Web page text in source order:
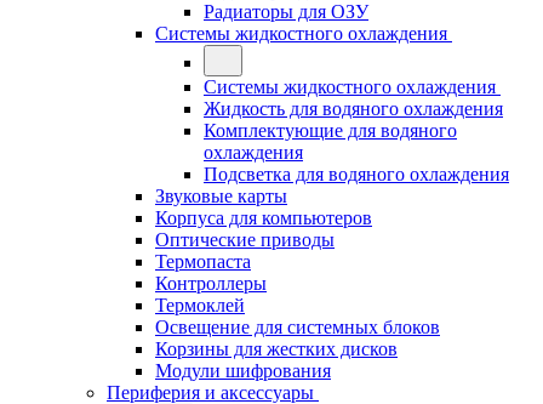
Радиаторы для ОЗУ
Системы жидкостного охлаждения
Системы жидкостного охлаждения
Жидкость для водяного охлаждения
Комплектующие для водяного
охлаждения
Подсветка для водяного охлаждения
Звуковые карты
Корпуса для компьютеров
Оптические приводы
Термопаста
Контроллеры
Термоклей
Освещение для системных блоков
Корзины для жестких дисков
Модули шифрования
Периферия и аксессуары